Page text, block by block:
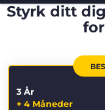
Styrk ditt
3 År
+ 4 Måneder